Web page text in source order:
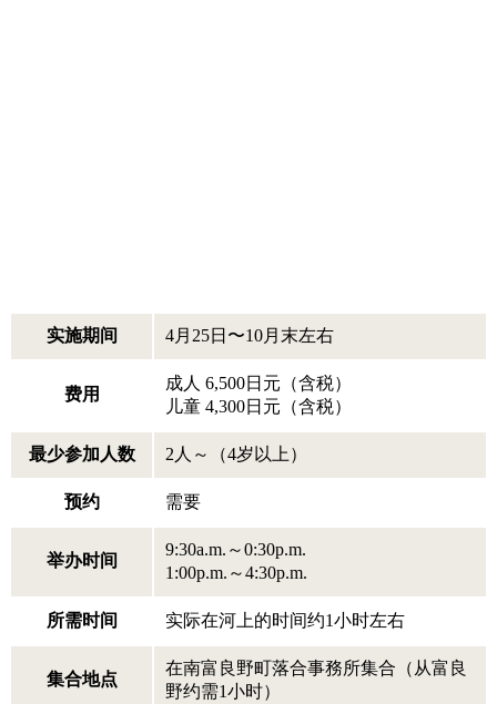
实施期间 4月25日〜10月末左右
费用
成人 6,500日元（含税）
儿童 4,300日元（含税）
最少参加人数 2人～（4岁以上）
预约 需要
举办时间
9:30a.m.～0:30p.m.
1:00p.m.～4:30p.m.
所需时间 实际在河上的时间约1小时左右
集合地点
在南富良野町落合事務所集合（从富良
野约需1小时）